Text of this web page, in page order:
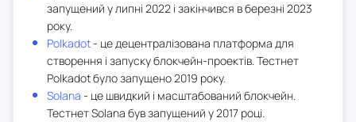
запущений у липні 2022 і закінчився в березні 2023
року.
Polkadot- це децентралізована платформа для
створення і запуску блокчейн-проектів. Тестнет
Polkadot було запущено 2019 року.
Solana - це швидкий і масштабований блокчейн.
Тестнет Solana був запущений у 2017 році.